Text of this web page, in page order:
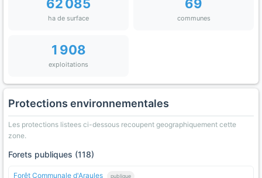
62 085
ha de surface
69
communes
1 908
exploitations
Protections environnementales
Les protections listees ci-dessous recoupent geographiquement cette
zone.
Forets publiques (118)
Forêt Communale d'Araules publique